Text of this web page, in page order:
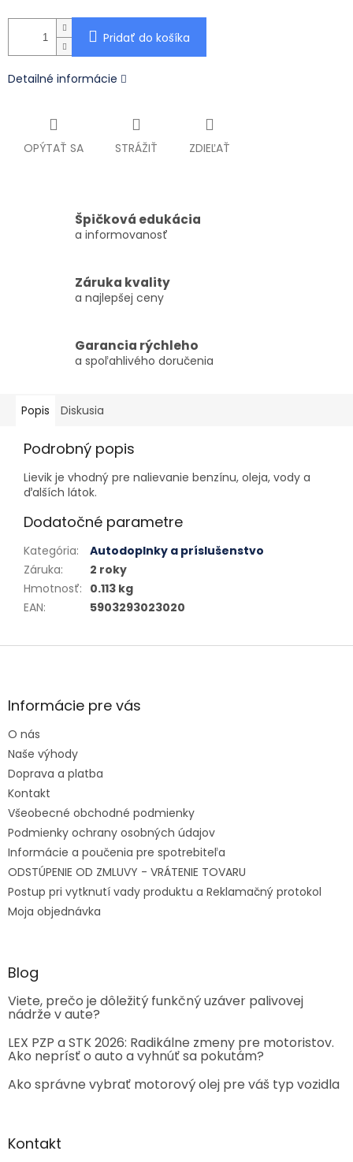
Pridať do košíka
Detailné informácie
OPÝTAŤ SA STRÁŽIŤ ZDIEĽAŤ
Špičková edukácia
a informovanosť
Záruka kvality
a najlepšej ceny
Garancia rýchleho
a spoľahlivého doručenia
Popis Diskusia
Podrobný popis
Lievik je vhodný pre nalievanie benzínu, oleja, vody a
ďalších látok.
Dodatočné parametre
Kategória:
Autodoplnky a príslušenstvo
Záruka:
2 roky
Hmotnosť: 0.113 kg
EAN: 5903293023020
Zápätie
Informácie pre vás
O nás
Naše výhody
Doprava a platba
Kontakt
Všeobecné obchodné podmienky
Podmienky ochrany osobných údajov
Informácie a poučenia pre spotrebiteľa
ODSTÚPENIE OD ZMLUVY - VRÁTENIE TOVARU
Postup pri vytknutí vady produktu a Reklamačný protokol
Moja objednávka
Blog
Viete, prečo je dôležitý funkčný uzáver palivovej
nádrže v aute?
LEX PZP a STK 2026: Radikálne zmeny pre motoristov.
Ako neprísť o auto a vyhnúť sa pokutám?
Ako správne vybrať motorový olej pre váš typ vozidla
Kontakt